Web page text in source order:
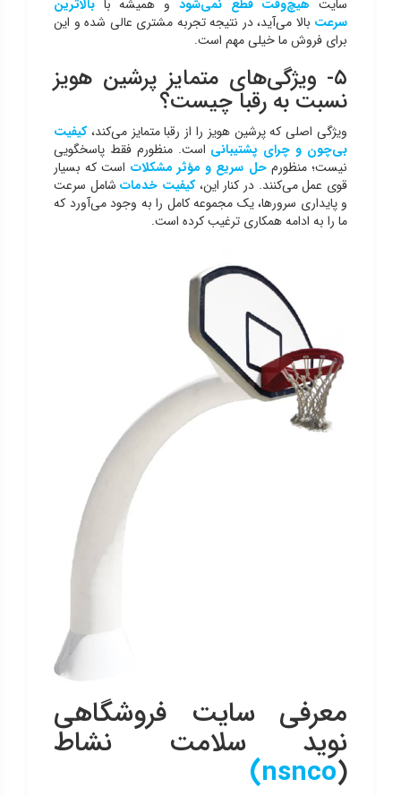
سایت هیچ‌وقت قطع نمی‌شود و همیشه با بالاترین
سرعت بالا می‌آید، در نتیجه تجربه مشتری عالی شده و این
برای فروش ما خیلی مهم است.
۵- ویژگی‌های متمایز پرشین هویز
نسبت به رقبا چیست؟
ویژگی اصلی که پرشین هویز را از رقبا متمایز می‌کند،کیفیت
بی‌چون و چرای پشتیبانی است. منظورم فقط پاسخگویی
نیست؛ منظورمحل سریع و مؤثر مشکلات است که بسیار
قوی عمل می‌کنند. در کنار این،کیفیت خدماتشامل سرعت
و پایداری سرورها، یک مجموعه کامل را به وجود می‌آورد که
ما را به ادامه همکاری ترغیب کرده است.
معرفی سایت فروشگاهی
نويد سلامت نشاط
(
nsnco
)